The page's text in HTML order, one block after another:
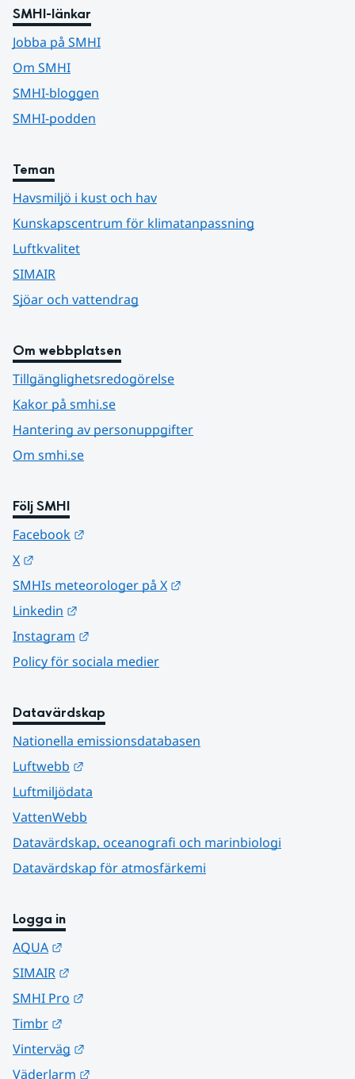
SMHI-länkar
Jobba på SMHI
Om SMHI
SMHI-bloggen
SMHI-podden
Teman
Havsmiljö i kust och hav
Kunskapscentrum för klimatanpassning
Luftkvalitet
SIMAIR
Sjöar och vattendrag
Om webbplatsen
Tillgänglighetsredogörelse
Kakor på smhi.se
Hantering av personuppgifter
Om smhi.se
Följ SMHI
Facebook
X
SMHIs meteorologer på X
Linkedin
Instagram
Policy för sociala medier
Datavärdskap
Nationella emissionsdatabasen
Luftwebb
Luftmiljödata
VattenWebb
Datavärdskap, oceanografi och marinbiologi
Datavärdskap för atmosfärkemi
Logga in
AQUA
SIMAIR
SMHI Pro
Timbr
Vinterväg
Väderlarm